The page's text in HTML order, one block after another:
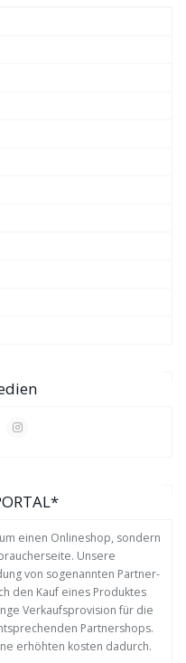
einen Onlineshop, sondern
Unsere
von sogenannten Partner-
den Kauf eines Produktes
Verkaufsprovision für die
Partnershops.
erhöhten kosten dadurch.